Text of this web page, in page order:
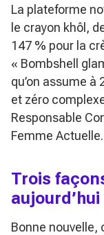
La plateforme
le crayon khôl,
147 % pour la
« Bombshell
qu’on assume à
et zéro
Responsable
Femme Actuelle.
Trois
aujourd’hui
Bonne nouvelle,